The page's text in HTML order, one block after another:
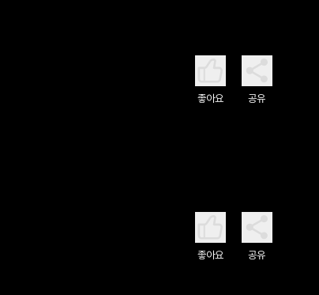
좋아요 공유
좋아요 공유